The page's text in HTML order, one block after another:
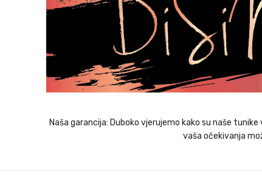
Naša garancija: Duboko vjerujemo kako su naše
vaša očekivanja